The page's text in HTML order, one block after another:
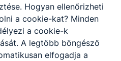
Hogyan ellenőrizheti
a cookie-kat? Minden
a cookie-k
A legtöbb böngésző
elfogadja a